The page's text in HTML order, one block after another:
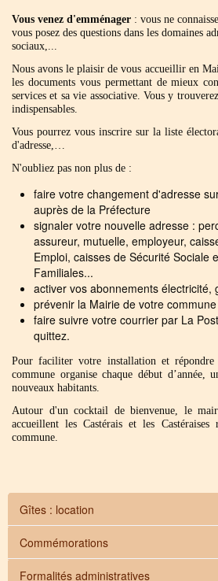
Vous venez d'emménager : vous ne
vous posez des questions dans les domaines
sociaux,...
Nous avons le plaisir de vous accueillir en
les documents vous permettant de mieux
services et sa vie associative. Vous y
indispensables.
Vous pourrez vous inscrire sur la liste
d'adresse,…
N'oubliez pas non plus de :
faire votre changement d'adresse
auprès de la Préfecture
signaler votre nouvelle adresse :
assureur, mutuelle, employeur,
Emploi, caisses de Sécurité Sociale
Familiales...
activer vos abonnements électricité,
prévenir la Mairie de votre
faire suivre votre courrier par La
quittez.
Pour faciliter votre installation et
commune organise chaque début d’année,
nouveaux habitants.
Autour d'un cocktail de bienvenue, le
accueillent les Castérais et les
commune.
Gîtes : location
Commémorations
Formalités administratives